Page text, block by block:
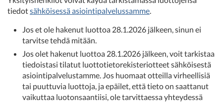
tiedotsähköisessä asiointipalvelussamme.
Jos et ole hakenut luottoa 28.1.2026 jälkeen, sinun ei
tarvitse tehdä mitään.
Jos olet hakenut luottoa 28.1.2026 jälkeen, voit tarkistaa
tiedoistasi tilatut luottotietorekisteriotteet sähköisestä
asiointipalvelustamme. Jos huomaat otteilla virheellisiä
tai puuttuvia luottoja, ja epäilet, että tieto on saattanut
vaikuttaa luotonsaantiisi, ole tarvittaessa yhteydessä